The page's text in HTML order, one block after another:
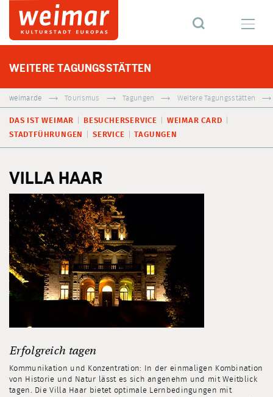
WEITERE TAGUNGSSTÄTTEN
weimar.de Tourismus Tagungen Weitere Tagungsstätten
DAS IST WEIMAR BESUCHERSERVICE
WEIMAR CARD
STADTFÜHRUNGEN
SERVICE TAGUNGEN
VILLA HAAR
Erfolgreich tagen
Kommunikation und Konzentration: In der einmaligen Kombination
von Historie und Natur lässt es sich angenehm und mit Weitblick
tagen. Die Villa Haar bietet optimale Lernbedingungen mit